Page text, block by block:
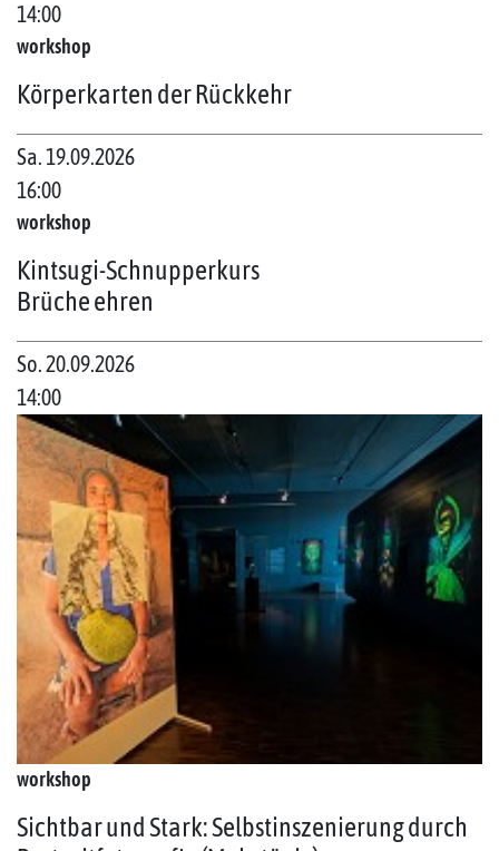
14:00
workshop
Körperkarten der Rückkehr
Sa. 19.09.2026
16:00
workshop
Kintsugi-Schnupperkurs
Brüche ehren
So. 20.09.2026
14:00
workshop
Sichtbar und Stark: Selbstinszenierung durch